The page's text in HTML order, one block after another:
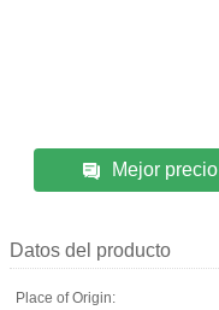
Mejor precio
Datos del producto
Place of Origin: